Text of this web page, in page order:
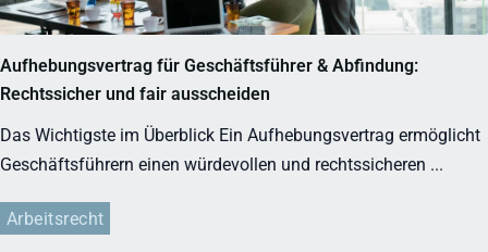
Aufhebungsvertrag für Geschäftsführer & Abfindung:
Rechtssicher und fair ausscheiden
Das Wichtigste im Überblick Ein Aufhebungsvertrag ermöglicht
Geschäftsführern einen würdevollen und rechtssicheren ...
Arbeitsrecht